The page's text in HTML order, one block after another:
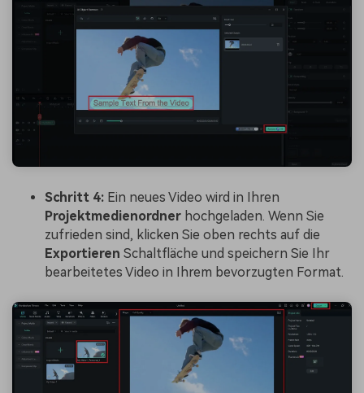
Schritt 4: Ein neues Video wird in Ihren
Projektmedienordner hochgeladen. Wenn Sie
zufrieden sind, klicken Sie oben rechts auf die
Exportieren Schaltfläche und speichern Sie Ihr
bearbeitetes Video in Ihrem bevorzugten Format.